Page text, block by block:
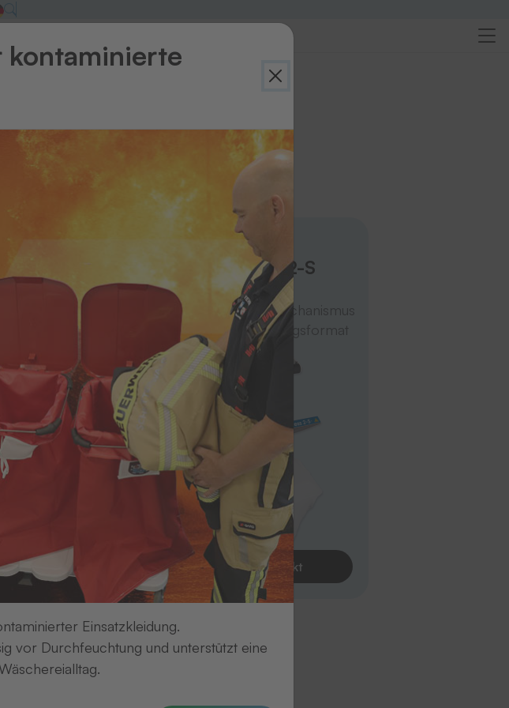
oder Längsformat
Transferpressen
Trans Press 2-S
Selbstöffnungsmechanismus
im Quer- oder Längsformat
Zum Produkt
kontaminierte
Einsatzkleidung.
vor Durchfeuchtung und unterstützt eine